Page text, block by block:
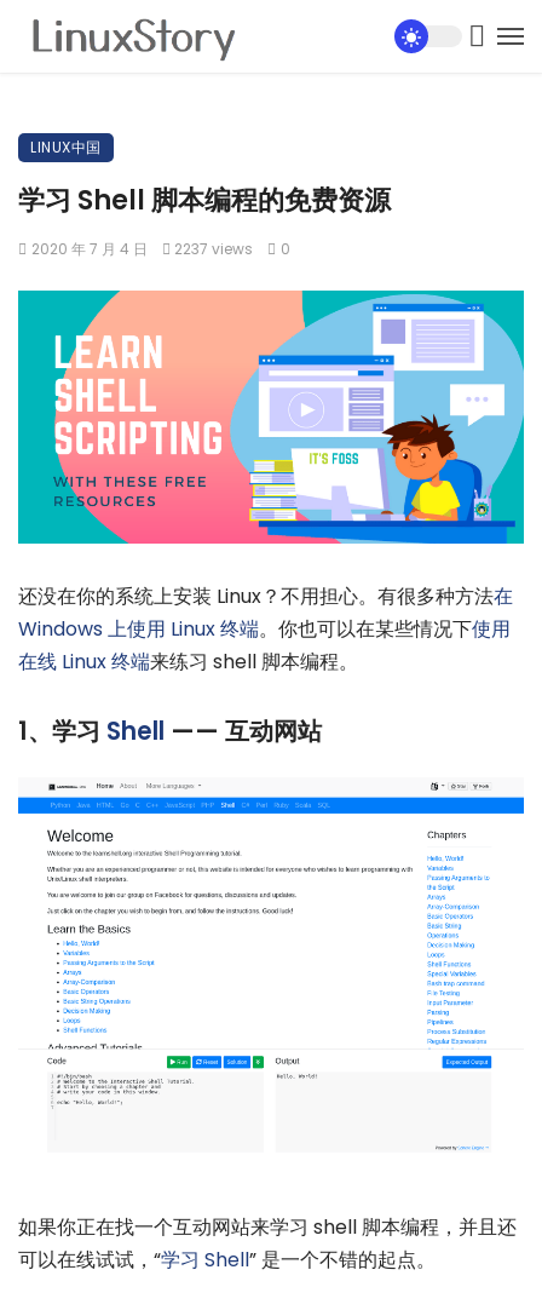
LINUX中国
学习 Shell 脚本编程的免费资源
2020 年 7 月 4 日 2237 views 0
还没在你的系统上安装 Linux？不用担心。有很多种方法在
Windows 上使用 Linux 终端。你也可以在某些情况下使用
在线 Linux 终端来练习 shell 脚本编程。
1、学习 Shell —— 互动网站
如果你正在找一个互动网站来学习 shell 脚本编程，并且还
可以在线试试，“学习 Shell” 是一个不错的起点。